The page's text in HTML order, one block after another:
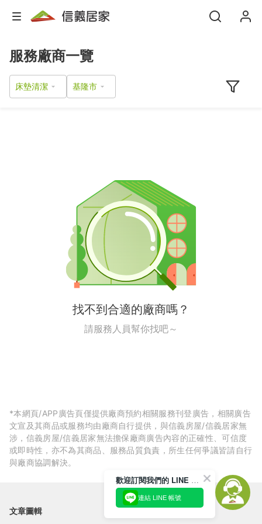
服務廠商一覽
床墊清潔
找不到合適的廠商嗎？
請服務人員幫你找吧～
*本網頁/APP廣告頁僅提供廠商預約相關服務刊登廣告，相關廣告
文宣及其商品或服務均由廠商自行提供，與信義房屋/信義居家無
涉，信義房屋/信義居家無法擔保廠商廣告內容的正確性、可信度
或即時性，亦不為其商品、服務品質負責，所生任何爭議皆請自行
與廠商協調解決。
文章圖輯
歡迎訂閱我們的 LINE 官方帳號
連結 LINE 帳號